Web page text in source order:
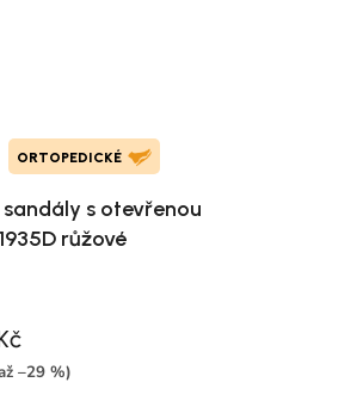
ORTOPEDICKÉ
sandály s otevřenou
růžové
–29 %)